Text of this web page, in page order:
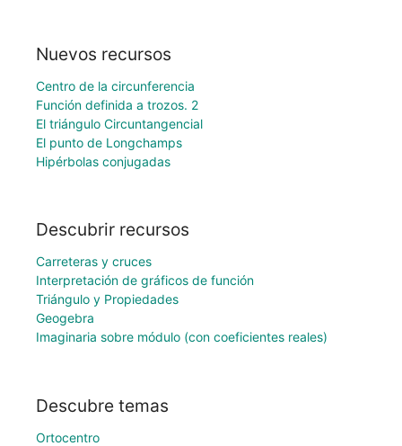
Nuevos recursos
Centro de la circunferencia
Función definida a trozos. 2
El triángulo Circuntangencial
El punto de Longchamps
Hipérbolas conjugadas
Descubrir recursos
Carreteras y cruces
Interpretación de gráficos de función
Triángulo y Propiedades
Geogebra
Imaginaria sobre módulo (con coeficientes reales)
Descubre temas
Ortocentro